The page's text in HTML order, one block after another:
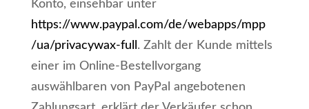
Konto, einsehbar unter
https://www.paypal.com/de/webapps/mpp
/ua/privacywax-full . Zahlt der Kunde mittels
einer im Online-Bestellvorgang
auswählbaren von PayPal angebotenen